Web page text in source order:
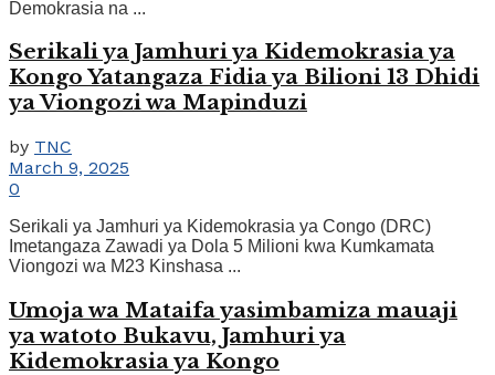
Demokrasia na ...
Serikali ya Jamhuri ya Kidemokrasia ya
Kongo Yatangaza Fidia ya Bilioni 13 Dhidi
ya Viongozi wa Mapinduzi
by TNC
March 9, 2025
0
Serikali ya Jamhuri ya Kidemokrasia ya Congo (DRC)
Imetangaza Zawadi ya Dola 5 Milioni kwa Kumkamata
Viongozi wa M23 Kinshasa ...
Umoja wa Mataifa yasimbamiza mauaji
ya watoto Bukavu, Jamhuri ya
Kidemokrasia ya Kongo